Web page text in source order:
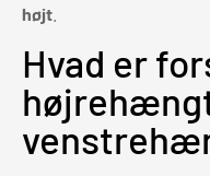
højt
Hvad er